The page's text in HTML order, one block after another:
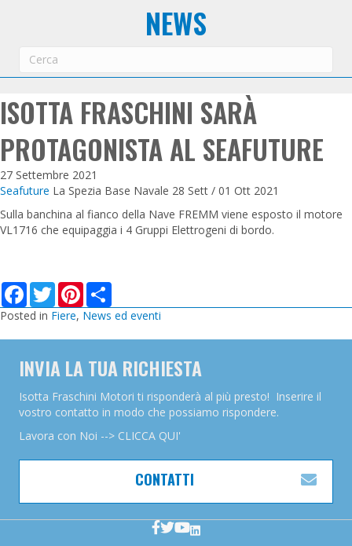
NEWS
ISOTTA FRASCHINI SARÀ
PROTAGONISTA AL SEAFUTURE
27 Settembre 2021
Seafuture La Spezia Base Navale 28 Sett / 01 Ott 2021
Sulla banchina al fianco della Nave FREMM viene esposto il motore
VL1716 che equipaggia i 4 Gruppi Elettrogeni di bordo.
F
c
b
o
k
T
w
i
t
r
P
n
e
e
a
e
Posted in Fiere, News ed eventi
INVIA LA TUA RICHIESTA
Isotta Fraschini Motori ti risponderà al più presto! Inserire il
vostro contatto in modo che possiamo rispondere.
Lavora con Noi --> CLICCA QUI'
CONTATTI